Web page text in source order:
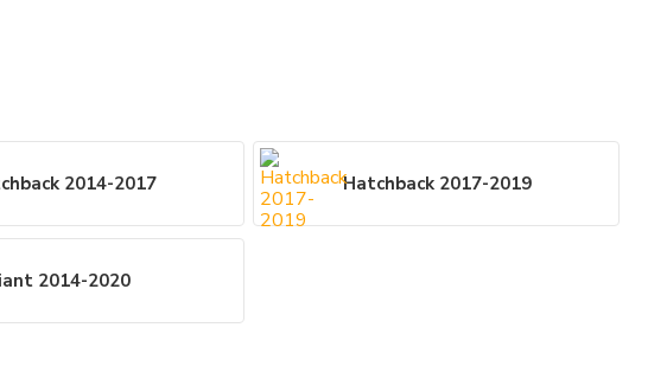
2014-2017 Hatchback 2017-2019
2014-2020